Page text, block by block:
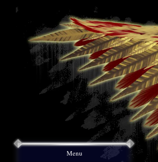
Menu